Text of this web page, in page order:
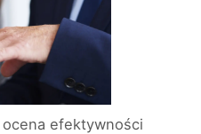
efektywności